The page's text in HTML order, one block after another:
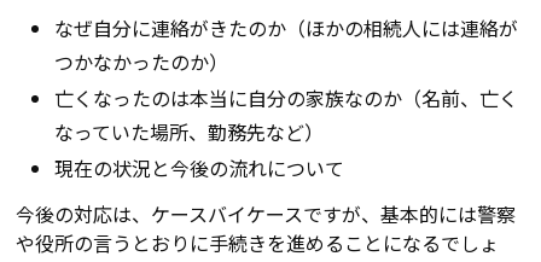
なぜ自分に連絡がきたのか（ほかの相続人には連絡が
つかなかったのか）
亡くなったのは本当に自分の家族なのか（名前、亡く
なっていた場所、勤務先など）
現在の状況と今後の流れについて
今後の対応は、ケースバイケースですが、基本的には警察
や役所の言うとおりに手続きを進めることになるでしょ